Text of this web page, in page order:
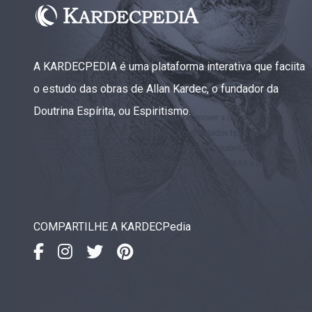
A KARDECPEDIA é uma plataforma interativa que faciita
o estudo das obras de Allan Kardec, o fundador da
Doutrina Espírita, ou Espiritismo.
COMPARTILHE A KARDECPedia